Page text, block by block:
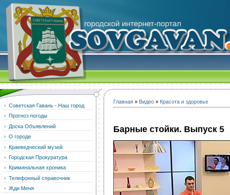
Советская Гавань - Наш город
Прогноз погоды
Доска Объявлений
О городе
Краеведческий музей
Городская Прокуратура
Криминальная хроника
Телефонный справочник
Жди Меня
Главная » Видео » Красота и здоровье
Барные стойки. Выпуск 5